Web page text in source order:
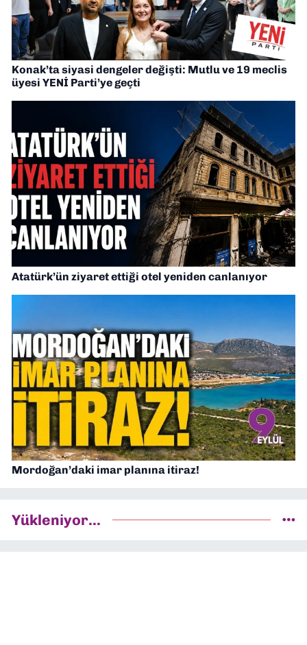
Konak’ta siyasi dengeler değişti: Mutlu ve 19 meclis
üyesi YENİ Parti’ye geçti
Atatürk’ün ziyaret ettiği otel yeniden canlanıyor
Mordoğan’daki imar planına itiraz!
Yükleniyor...